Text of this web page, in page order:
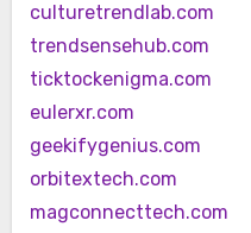
culturetrendlab.com
trendsensehub.com
ticktockenigma.com
eulerxr.com
geekifygenius.com
orbitextech.com
magconnecttech.com